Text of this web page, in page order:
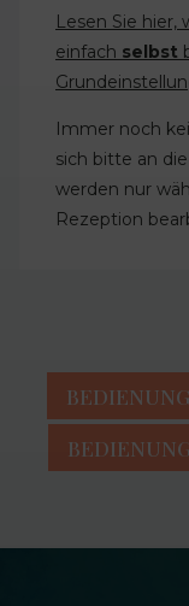
Lesen Sie hier,
einfach selbst
Immer noch
sich bitte an
werden nur
Rezeption